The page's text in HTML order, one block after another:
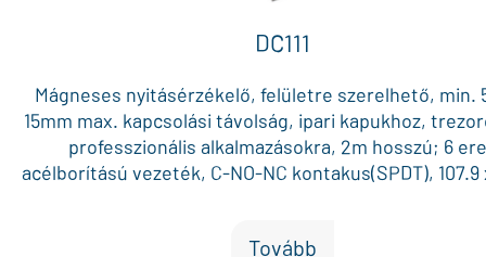
DC111
Mágneses nyitásérzékelő, felületre szerelhető, min.
15mm max. kapcsolási távolság, ipari kapukhoz,
professzionális alkalmazásokra, 2m hosszú; 6
acélborítású vezeték, C-NO-NC kontakus(SPDT), 107.9
Tovább